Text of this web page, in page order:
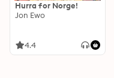
Hurra for Norge!
Jon Ewo
4.4